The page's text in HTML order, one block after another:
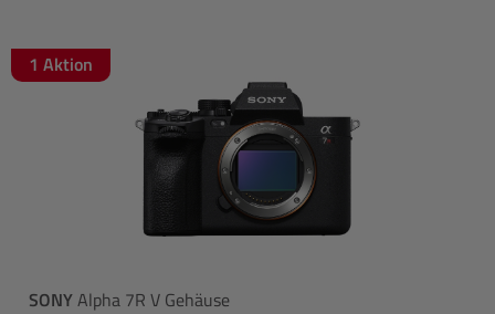
1 Aktion
SONYAlpha 7R V Gehäuse